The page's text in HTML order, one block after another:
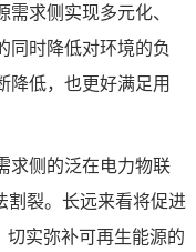
求侧实现多元化、
同时降低对环境的负
降低，也更好满足用
求侧的泛在电力物联
割裂。长远来看将促进
切实弥补可再生能源的